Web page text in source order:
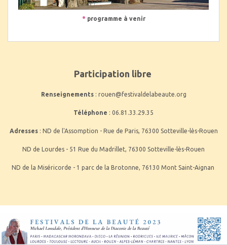
• programme à venir
Participation libre
Renseignements: rouen@festivaldelabeaute.org
Téléphone : 06.81.33.29.35
Adresses: ND de l'Assomption - Rue de Paris, 76300 Sotteville-lès-Rouen
ND de Lourdes - 51 Rue du Madrillet, 76300 Sotteville-lès-Rouen
ND de la Miséricorde - 1 parc de la Brotonne, 76130 Mont Saint-Aignan